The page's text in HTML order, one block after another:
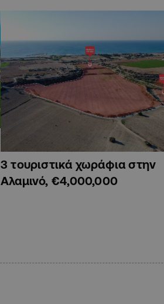
3 τουριστικά χωράφια στην
Αλαμινό, €4,000,000